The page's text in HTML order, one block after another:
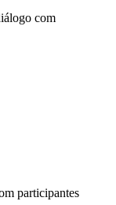
com
participantes